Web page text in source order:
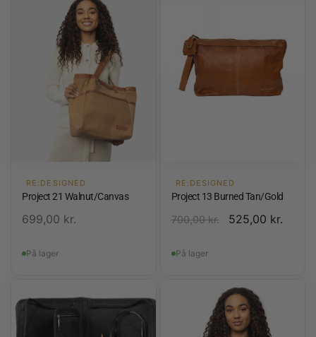
RE:DESIGNED
Project 21 Walnut/Canvas
699,00 kr.
På lager
RE:DESIGNED
Project 13 Burned Tan/Gold
700,00kr. 525,00 kr.
På lager